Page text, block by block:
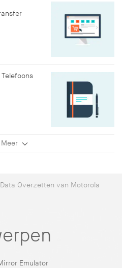
Overzetten van Motorola
Emulator